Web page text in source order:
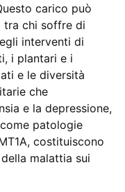
carico può
tra chi soffre di
interventi di
i plantari e i
e le diversità
che
e la depressione,
patologie
costituiscono
malattia sui